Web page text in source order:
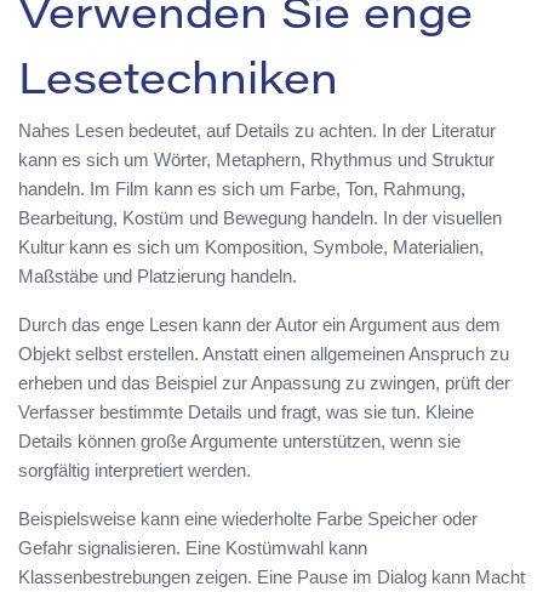
Verwenden Sie enge
Lesetechniken
Nahes Lesen bedeutet, auf Details zu achten. In der Literatur
kann es sich um Wörter, Metaphern, Rhythmus und Struktur
handeln. Im Film kann es sich um Farbe, Ton, Rahmung,
Bearbeitung, Kostüm und Bewegung handeln. In der visuellen
Kultur kann es sich um Komposition, Symbole, Materialien,
Maßstäbe und Platzierung handeln.
Durch das enge Lesen kann der Autor ein Argument aus dem
Objekt selbst erstellen. Anstatt einen allgemeinen Anspruch zu
erheben und das Beispiel zur Anpassung zu zwingen, prüft der
Verfasser bestimmte Details und fragt, was sie tun. Kleine
Details können große Argumente unterstützen, wenn sie
sorgfältig interpretiert werden.
Beispielsweise kann eine wiederholte Farbe Speicher oder
Gefahr signalisieren. Eine Kostümwahl kann
Klassenbestrebungen zeigen. Eine Pause im Dialog kann Macht